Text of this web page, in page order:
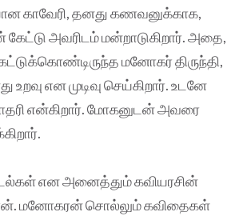
காவேரி, தனது கணவனுக்காக,
அவரிடம் மன்றாடுகிறார். அதை,
மனோகர் திருந்தி,
உறவு என முடிவு செய்கிறார். உடனே
என்கிறார். மோகனுடன் அவரை
என அனைத்தும் கவியரசின்
மனோகரன் சொல்லும் கவிதைகள்